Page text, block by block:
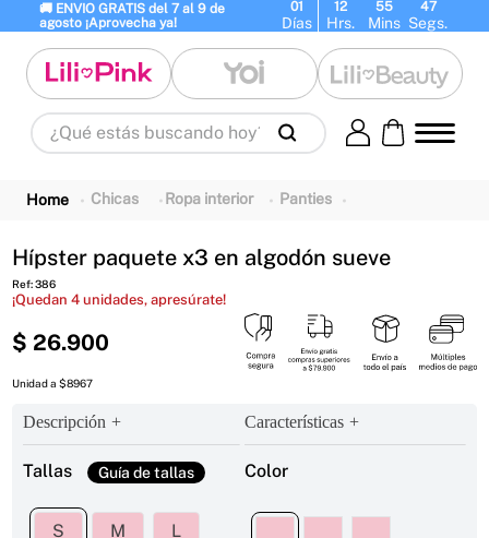
🚚 ENVIO GRATIS del 7 al 9 de
agosto ¡Aprovecha ya!
01
Días
12
Hrs.
55
Mins
46
Segs.
¿Qué estás buscando hoy?
Chicas Ropa interior Panties
Hípster paquete x3 en algodón sueve
Ref:386
¡Quedan4 unidades, apresúrate!
$ 26.900
Unidad a $8967
Descripción
Tallas
S M L
Características
Color
panty 2 brasier 3.
7. perfumes 8 perfume 9. termos